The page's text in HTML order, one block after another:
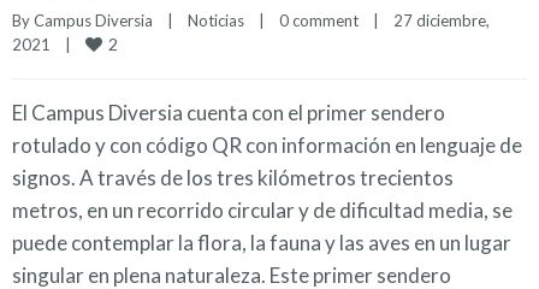
By Campus Diversia | Noticias | 0 comment |
27 diciembre,
2021 | 2
El Campus Diversia cuenta con el primer sendero
rotulado y con código QR con información en lenguaje de
signos. A través de los tres kilómetros trecientos
metros, en un recorrido circular y de dificultad media, se
puede contemplar la flora, la fauna y las aves en un lugar
singular en plena naturaleza. Este primer sendero